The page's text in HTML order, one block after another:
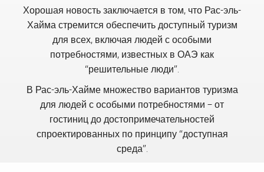
Хорошая новость заключается в том, что Рас-эль-
Хайма стремится обеспечить доступный туризм
для всех, включая людей с особыми
потребностями, известных в ОАЭ как
“решительные люди”.
В Рас-эль-Хайме множество вариантов туризма
для людей с особыми потребностями – от
гостиниц до достопримечательностей
спроектированных по принципу “доступная
среда”.